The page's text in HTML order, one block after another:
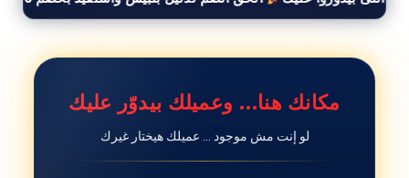
مكانك هنا… وعميلك بيدوّر عليك
لو إنت مش موجود … عميلك هيختار غيرك